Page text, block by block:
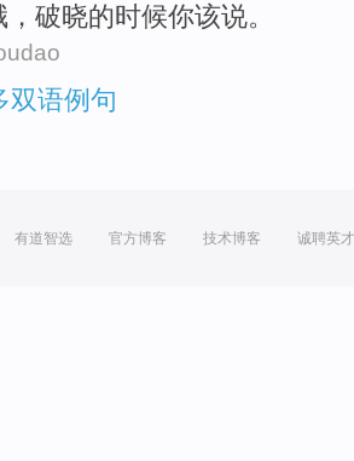
， 破晓的时候你该说。
双语例句
有道智选 官方博客 技术博客 诚聘英才